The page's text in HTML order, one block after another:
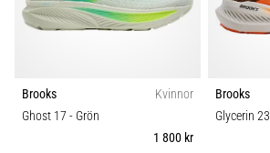
Brooks
Kvinnor
Ghost 17 - Grön
1 800 kr
Brooks
Glycerin 23